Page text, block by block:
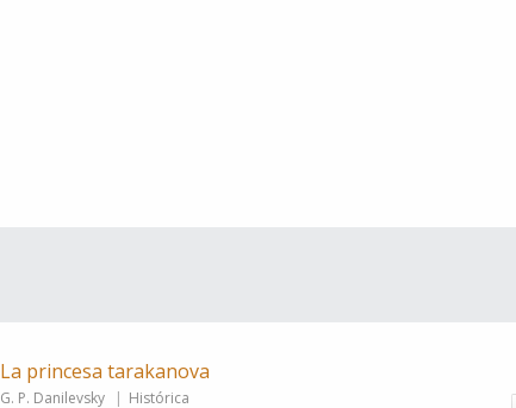
La princesa tarakanova
G. P. Danilevsky Histórica